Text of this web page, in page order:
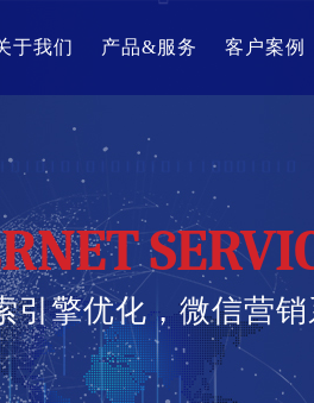
于我们 产品&服务 客户案例
引擎优化，微信营